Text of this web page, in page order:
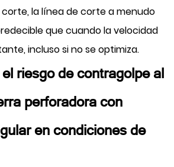
la línea de corte a menudo
que cuando la velocidad
incluso si no se optimiza.
riesgo de contragolpe al
perforadora con
en condiciones de